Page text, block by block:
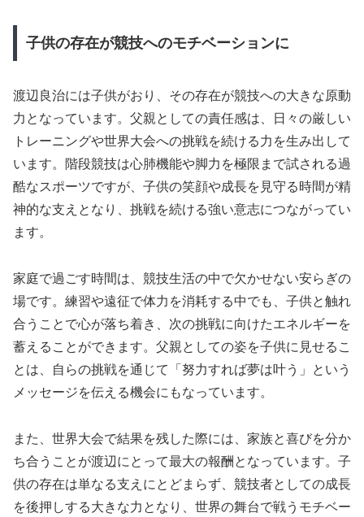
子供の存在が競技へのモチベーションに
渡辺良治には子供がおり、その存在が競技への大きな原動
力となっています。父親としての責任感は、日々の厳しい
トレーニングや世界大会への挑戦を続ける力を生み出して
います。階段競技は心肺機能や脚力を極限まで試される過
酷なスポーツですが、子供の笑顔や成長を見守る時間が精
神的な支えとなり、挑戦を続ける強い意志につながってい
ます。
家庭で過ごす時間は、競技生活の中で欠かせない安らぎの
場です。練習や遠征で体力を消耗する中でも、子供と触れ
合うことで心が落ち着き、次の挑戦に向けたエネルギーを
蓄えることができます。父親としての姿を子供に見せるこ
とは、自らの挑戦を通じて「努力すれば夢は叶う」という
メッセージを伝える機会にもなっています。
また、世界大会で結果を残した際には、家族と喜びを分か
ち合うことが渡辺にとって最大の報酬となっています。子
供の存在は単なる支えにとどまらず、競技者としての成長
を後押しする大きな力となり、世界の舞台で戦うモチベー